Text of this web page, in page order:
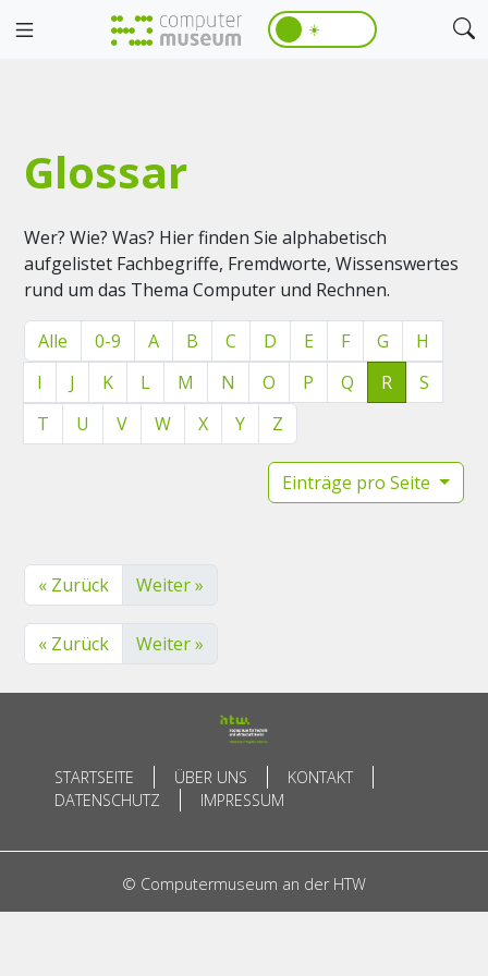
☀️
Glossar
Wer? Wie? Was? Hier finden Sie alphabetisch
aufgelistet Fachbegriffe, Fremdworte, Wissenswertes
rund um das Thema Computer und Rechnen.
Alle 0-9 A B C D E F G
H
I
J K L M N O P Q R
S
T
U V W X Y Z
Einträge pro Seite
« Zurück Weiter »
« Zurück Weiter »
STARTSEITE ÜBER UNS
KONTAKT
DATENSCHUTZ
IMPRESSUM
© Computermuseum an der HTW